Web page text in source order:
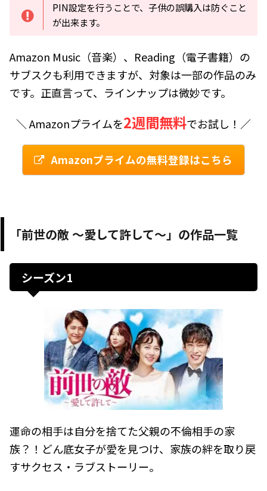
PIN設定を行うことで、子供の誤購入は防ぐこと
が出来ます。
Amazon Music（音楽）、Reading（電子書籍）の
サブスクも利用できますが、対象は一部の作品のみ
です。正直言って、ラインナップは微妙です。
＼ Amazonプライムを2週間無料でお試し！／
Amazonプライムの無料登録はこちら
「前世の敵 ～愛して許して～」の作品一覧
シーズン1
運命の相手は自分を捨てた父親の不倫相手の家
族？！どん底女子が愛を見つけ、家族の絆を取り戻
すサクセス・ラブストーリー。